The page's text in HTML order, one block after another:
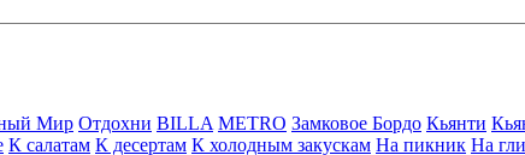
Мир Отдохни BILLA METRO Замковое Бордо Кьянти
К салатам К десертам К холодным закускам На пикник На